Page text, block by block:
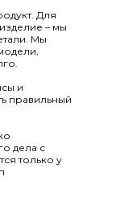
Для
– мы
Мы
и
правильный
дела с
только у